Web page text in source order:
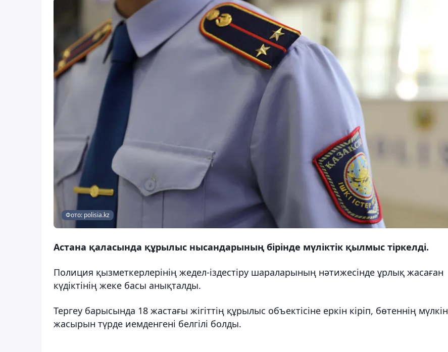
Фото: polisia.kz
Астана қаласында құрылыс нысандарының бірінде мүліктік қылмыс тіркелді.
Полиция қызметкерлерінің жедел-іздестіру шараларының нәтижесінде ұрлық жасаған
күдіктінің жеке басы анықталды.
Тергеу барысында 18 жастағы жігіттің құрылыс объектісіне еркін кіріп, бөтеннің мүлкін
жасырын түрде иемденгені белгілі болды.